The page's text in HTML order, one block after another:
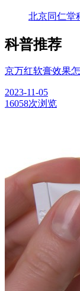
北京同仁堂
科普推荐
京万红软膏效果
2023-11-05
16058次浏览